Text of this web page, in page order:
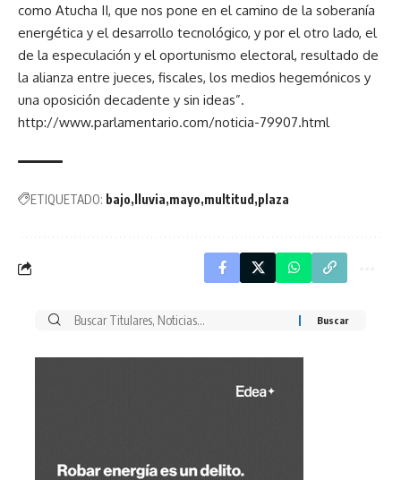
como Atucha II, que nos pone en el camino de la soberanía
energética y el desarrollo tecnológico, y por el otro lado, el
de la especulación y el oportunismo electoral, resultado de
la alianza entre jueces, fiscales, los medios hegemónicos y
una oposición decadente y sin ideas”.
http://www.parlamentario.com/noticia-79907.html
ETIQUETADO: bajo lluvia mayo multitud plaza
Buscar